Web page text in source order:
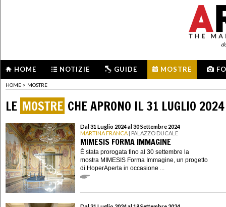
HOME NOTIZIE GUIDE MOSTRE
HOME > MOSTRE
LE MOSTRE CHE APRONO IL 31 LUGLIO 2024
Dal 31 Luglio 2024 al 30 Settembre 2024
MARTINA FRANCA | PALAZZO DUCALE
MIMESIS FORMA IMMAGINE
È stata prorogata fino al 30 settembre la
mostra MIMESIS Forma Immagine, un progetto
di HoperAperta in occasione ...